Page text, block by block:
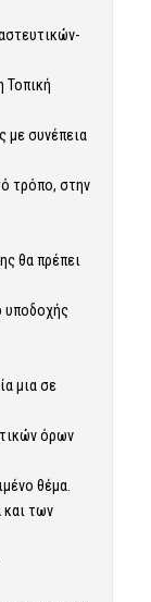
Τοπική
με συνέπεια
τρόπο, στην
θα πρέπει
υποδοχής
μια σε
όρων
θέμα.
και των